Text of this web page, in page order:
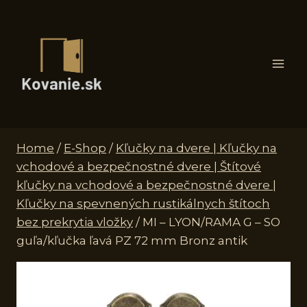
Home / E-Shop / Kľučky na dvere | Kľučky na
vchodové a bezpečnostné dvere | Štítové
kľučky na vchodové a bezpečnostné dvere |
Kľučky na spevnených rustikálnych štítoch
bez prekrytia vložky / MI – LYON/RAMA G – SO
guľa/kľučka ľavá PZ 72 mm Bronz antik